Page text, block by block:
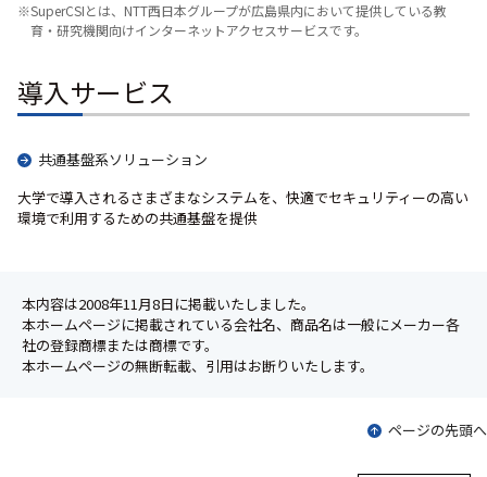
※SuperCSIとは、NTT西日本グループが広島県内において提供している教
育・研究機関向けインターネットアクセスサービスです。
導入サービス
共通基盤系ソリューション
大学で導入されるさまざまなシステムを、快適でセキュリティーの高い
環境で利用するための共通基盤を提供
本内容は2008年11月8日に掲載いたしました。
本ホームページに掲載されている会社名、商品名は一般にメーカー各
社の登録商標または商標です。
本ホームページの無断転載、引用はお断りいたします。
ページの先頭へ